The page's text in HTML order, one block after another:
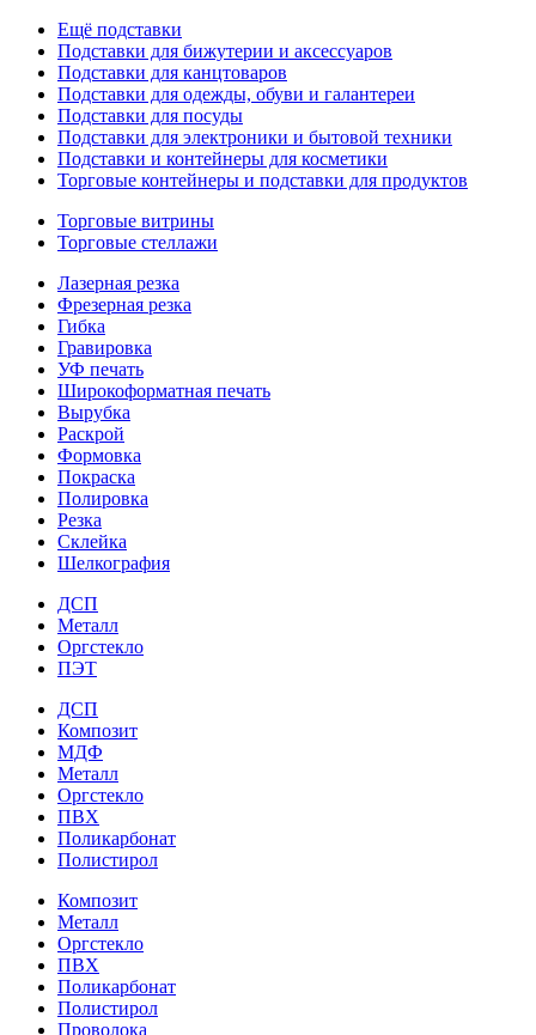
Ещё подставки
Подставки для бижутерии и аксессуаров
Подставки для канцтоваров
Подставки для одежды, обуви и галантереи
Подставки для посуды
Подставки для электроники и бытовой техники
Подставки и контейнеры для косметики
Торговые контейнеры и подставки для продуктов
Торговые витрины
Торговые стеллажи
Лазерная резка
Фрезерная резка
Гибка
Гравировка
УФ печать
Широкоформатная печать
Вырубка
Раскрой
Формовка
Покраска
Полировка
Резка
Склейка
Шелкография
ДСП
Металл
Оргстекло
ПЭТ
ДСП
Композит
МДФ
Металл
Оргстекло
ПВХ
Поликарбонат
Полистирол
Композит
Металл
Оргстекло
ПВХ
Поликарбонат
Полистирол
Проволока